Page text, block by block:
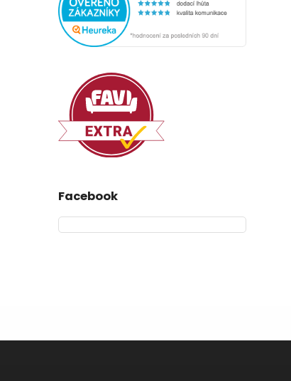
Facebook
Sada kuchyňských doplňků
z bambusu: 6 nožů a 5 kusů
889 Kč